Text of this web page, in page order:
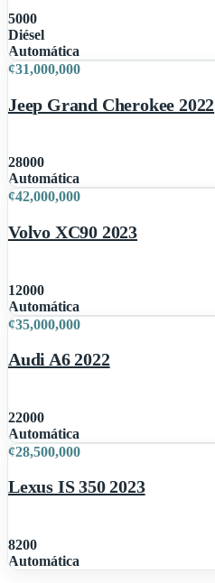
5000
Diésel
Automática
1
¢31,000,000
Jeep Grand Cherokee 2022
28000
Automática
1
¢42,000,000
Volvo XC90 2023
12000
Automática
1
¢35,000,000
Audi A6 2022
22000
Automática
1
¢28,500,000
Lexus IS 350 2023
8200
Automática